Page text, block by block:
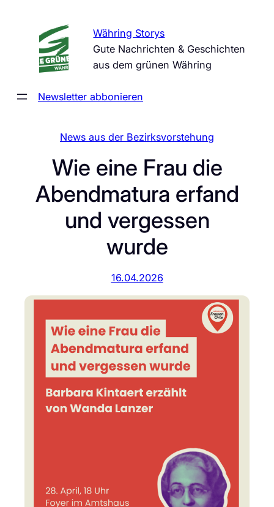
springen
Währing Storys
Gute Nachrichten & Geschichten
aus dem grünen Währing
Newsletter abbonieren
News aus der Bezirksvorstehung
Wie eine Frau die
Abendmatura erfand
und vergessen
wurde
16.04.2026